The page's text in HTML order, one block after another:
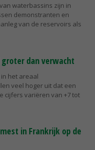
waterbassins zijn in
demonstranten en
van de reservoirs als
groter dan verwacht
het areaal
veel hoger uit dat een
cijfers variëren van +7 tot
in Frankrijk op de